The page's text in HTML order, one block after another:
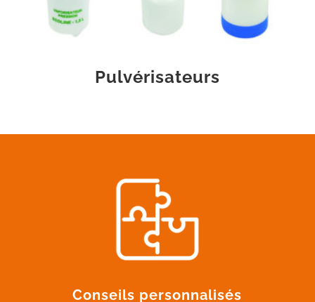
Pulvérisateurs
Conseils personnalisés